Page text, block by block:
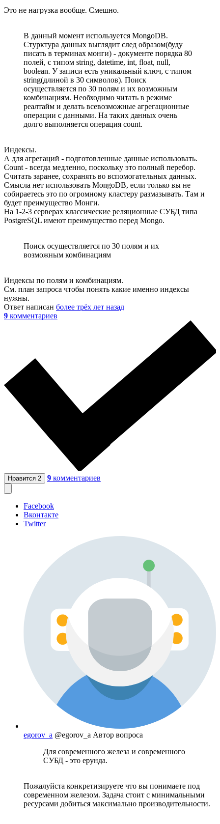
Это не нагрузка вообще. Смешно.
В данный момент используется MongoDB.
Стурктура данных выглядит след образом(буду
писать в терминах монги) - документе порядка 80
полей, с типом string, datetime, int, float, null,
boolean. У записи есть уникальный ключ, с типом
string(длиной в 30 символов). Поиск
осуществляется по 30 полям и их возможным
комбинациям. Необходимо читать в режиме
реалтайм и делать всевозможные агрегационные
операции с данными. На таких данных очень
долго выполняется операция count.
Индексы.
А для агрегаций - подготовленные данные использовать.
Count - всегда медленно, поскольку это полный перебор.
Считать заранее, сохранять во вспомогательных данных.
Смысла нет использовать MongoDB, если только вы не
собираетесь это по огромному кластеру размазывать. Там и
будет преимущество Монги.
На 1-2-3 серверах классические реляционные СУБД типа
PostgreSQL имеют преимущество перед Mongo.
Поиск осуществляется по 30 полям и их
возможным комбинациям
Индексы по полям и комбинациям.
См. план запроса чтобы понять какие именно индексы
нужны.
Ответ написан более трёх лет назад
9 комментариев
Нравится 2 9 комментариев
Facebook
Вконтакте
Twitter
egorov_a @egorov_a Автор вопроса
Для современного железа и современного
СУБД - это ерунда.
Пожалуйста конкретизируете что вы понимаете под
современном железом. Задача стоит с минимальными
ресурсами добиться максимально производительности.